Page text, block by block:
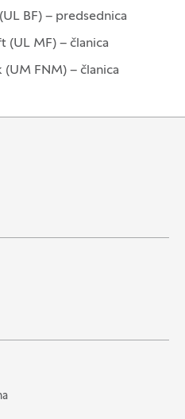
BF) – predsednica
(UL MF) – članica
(UM FNM) – članica